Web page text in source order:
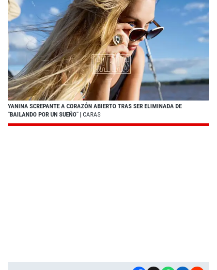
YANINA SCREPANTE A CORAZÓN ABIERTO TRAS SER ELIMINADA DE
"BAILANDO POR UN SUEÑO" | CARAS